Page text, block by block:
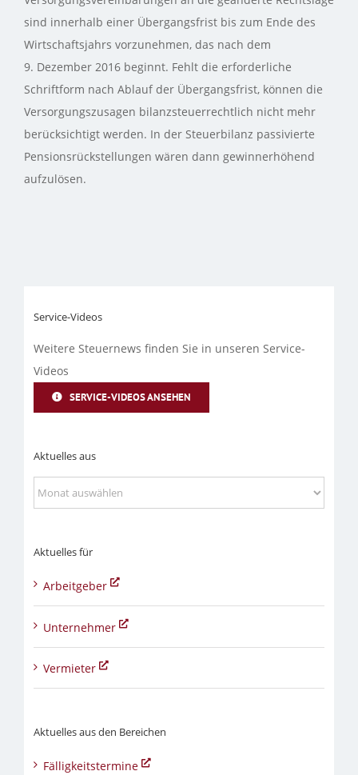
sind innerhalb einer Übergangsfrist bis zum Ende des
Wirtschaftsjahrs vorzunehmen, das nach dem
9. Dezember 2016 beginnt. Fehlt die erforderliche
Schriftform nach Ablauf der Übergangsfrist, können die
Versorgungszusagen bilanzsteuerrechtlich nicht mehr
berücksichtigt werden. In der Steuerbilanz passivierte
Pensionsrückstellungen wären dann gewinnerhöhend
aufzulösen.
Service-Videos
Weitere Steuernews finden Sie in unseren Service-
Videos
SERVICE-VIDEOS ANSEHEN
Aktuelles aus
Aktuelles
aus
Aktuelles für
Arbeitgeber
Unternehmer
Vermieter
Aktuelles aus den Bereichen
Fälligkeitstermine